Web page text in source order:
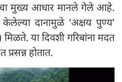
मुख्य आधार मानले गेले आहे.
केलेल्या दानामुळे ‘अक्षय पुण्य’
या दिवशी गरिबांना मदत
होतात.